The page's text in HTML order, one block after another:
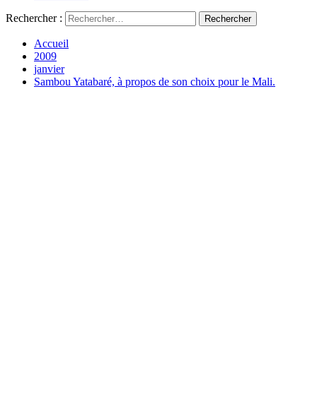
Rechercher :
Accueil
2009
janvier
Sambou Yatabaré, à propos de son choix pour le Mali.